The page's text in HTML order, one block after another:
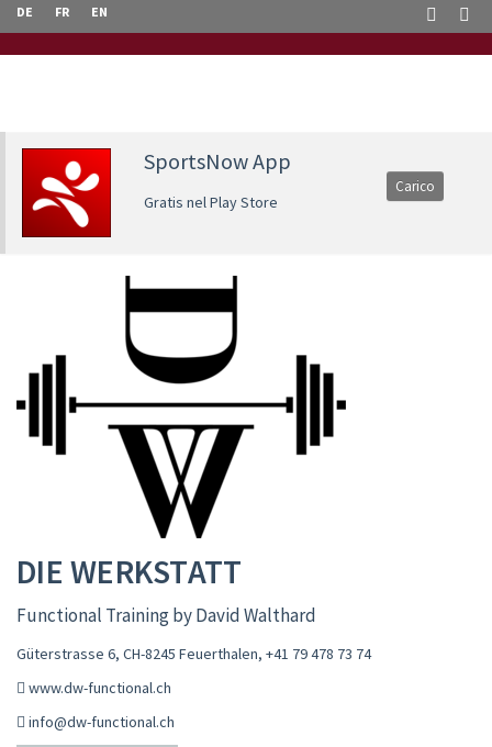
DE FR EN
SportsNow App
Gratis nel Play Store
Carico
DIE WERKSTATT
Functional Training by David Walthard
Güterstrasse 6, CH-8245 Feuerthalen, +41 79 478 73 74
www.dw-functional.ch
info@dw-functional.ch